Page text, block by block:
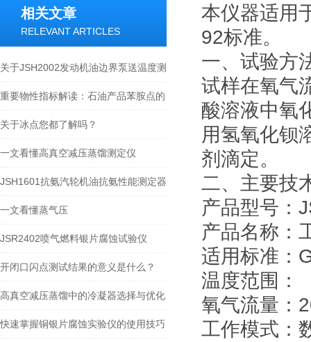
相关文章
RELEVANT ARTICLES
关于JSH2002发动机油边界泵送温度测
定器的详细说明
重要物性指标解读：石油产品苯胺点的
定义与测定意义
关于冰点您都了解吗？
一文看懂高真空减压蒸馏测定仪
JSH1601抗氨汽轮机油抗氨性能测定器
的主要技术参数
一文看懂蒸气压
JSR2402喷气燃料银片腐蚀试验仪
开闭口闪点测试结果的意义是什么？
高真空减压蒸馏中的冷凝器选择与优化
快速掌握铜银片腐蚀实验仪的使用技巧
本仪器适用
92标准。
一、试验方
试样在氧气
酸溶液中氧
用氢氧化钡
剂滴定。
二、主要技
产品型号：
产品名称：
适用标准：
温度范围
氧气流量
工作模式：